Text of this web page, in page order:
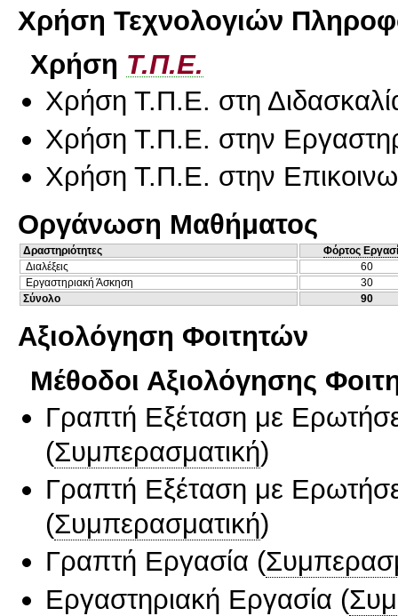
Χρήση Τεχνολογιών
Χρήση Τ.Π.Ε.
Χρήση Τ.Π.Ε. στη
Χρήση Τ.Π.Ε. στην
Χρήση Τ.Π.Ε. στην
Οργάνωση Μαθήματος
Δραστηριότητες
Φόρτος
Διαλέξεις
60
Εργαστηριακή Άσκηση
30
Σύνολο
90
Αξιολόγηση Φοιτητών
Μέθοδοι Αξιολόγησης
Γραπτή Εξέταση με
(Συμπερασματική)
Γραπτή Εξέταση με
(Συμπερασματική)
Γραπτή Εργασία (
Εργαστηριακή Εργασία (